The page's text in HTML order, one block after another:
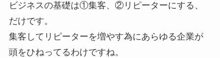
ビジネスの基礎は①集客、②リピーターにする、
だけです。
集客してリピーターを増やす為にあらゆる企業が
頭をひねってるわけですね。